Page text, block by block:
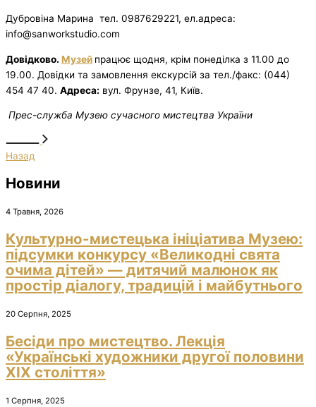
Дубровіна Марина тел. 0987629221, ел.адреса:
info@sanworkstudio.com
Довідково. Музей працює щодня, крім понеділка з 11.00 до
19.00. Довідки та замовлення екскурсій за тел./факс: (044)
454 47 40. Адреса: вул. Фрунзе, 41, Київ.
Прес-служба Музею сучасного мистецтва України
Назад
Новини
4 Травня, 2026
Культурно-мистецька ініціатива Музею:
підсумки конкурсу «Великодні свята
очима дітей» — дитячий малюнок як
простір діалогу, традицій і майбутнього
20 Серпня, 2025
Бесіди про мистецтво. Лекція
«Українські художники другої половини
ХІХ століття»
1 Серпня, 2025